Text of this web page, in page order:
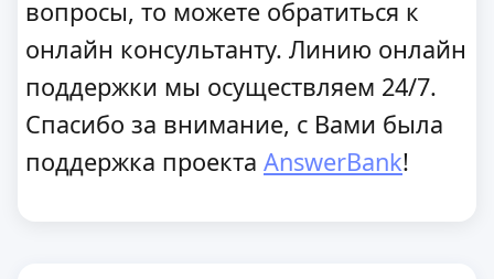
вопросы, то можете обратиться к
онлайн консультанту. Линию онлайн
поддержки мы осуществляем 24/7.
Спасибо за внимание, с Вами была
поддержка проекта AnswerBank!